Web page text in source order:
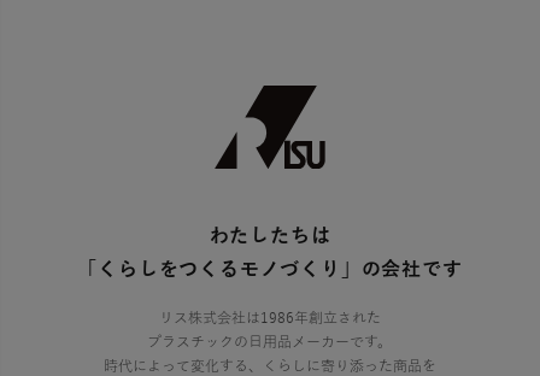
わたしたちは
「くらしをつくるモノづくり」の会社です
リス株式会社は1986年創立された
プラスチックの日用品メーカーです。
時代によって変化する、くらしに寄り添った商品を